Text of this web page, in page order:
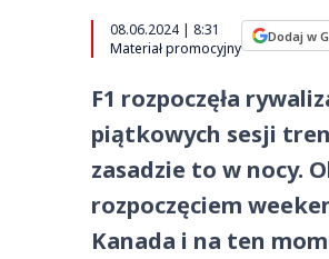
08.06.2024 | 8:31
Materiał promocyjny
Dodaj w
F1 rozpoczęła
piątkowych sesji
zasadzie to w nocy.
rozpoczęciem
Kanada i na ten